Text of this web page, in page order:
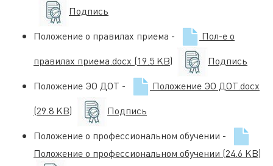
Подпись
Положение о правилах приема -
Пол-е о
правилах приема.docx (19.5 KB)
Подпись
Положение ЭО ДОТ -
Положение ЭО ДОТ.docx
(29.8 KB)
Подпись
Положение о профессиональном обучении -
Положение о профессиональном обучении (24.6 KB)